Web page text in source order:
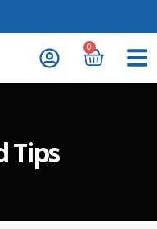
0
Tips